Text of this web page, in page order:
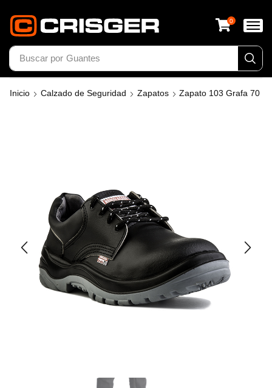
Buscar por Guantes
0
Inicio Calzado de Seguridad Zapatos Zapato 103 Grafa 70